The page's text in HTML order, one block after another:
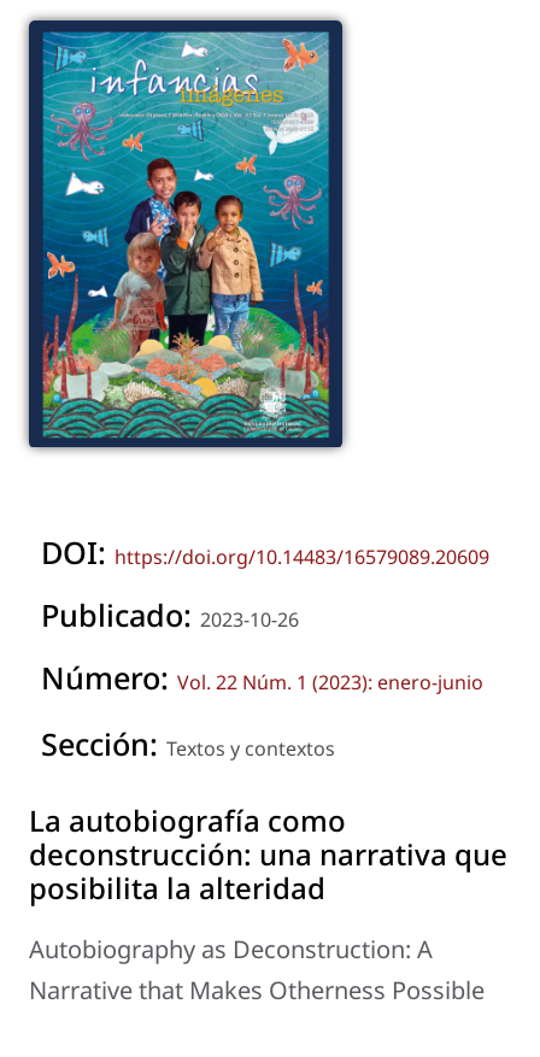
DOI: https://doi.org/10.14483/16579089.20609
Publicado: 2023-10-26
Número: Vol. 22 Núm. 1 (2023): enero-junio
Sección: Textos y contextos
La autobiografía como
deconstrucción: una narrativa que
posibilita la alteridad
Autobiography as Deconstruction: A
Narrative that Makes Otherness Possible